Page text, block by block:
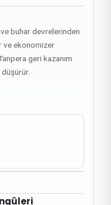
buhar devrelerinden
ve ekonomizer
geri kazanım